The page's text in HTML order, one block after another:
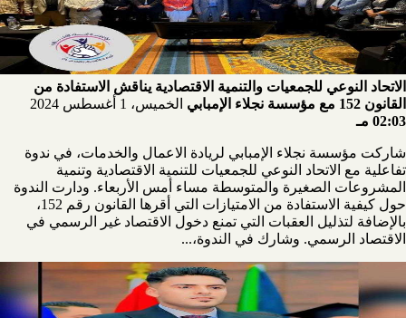
الاتحاد النوعي للجمعيات والتنمية الاقتصادية يناقش الاستفادة من
القانون 152 مع مؤسسة نجلاء الإمبابي
الخميس، 1 أغسطس 2024
02:03 مـ
شاركت مؤسسة نجلاء الإمبابي لريادة الاعمال والخدمات، في ندوة
تفاعلية مع الاتحاد النوعي للجمعيات للتنمية الاقتصادية وتنمية
المشروعات الصغيرة والمتوسطة مساء أمس الأربعاء. ودارت الندوة
حول كيفية الاستفادة من الامتيازات التي أقرها القانون رقم 152،
بالإضافة لتذليل العقبات التي تمنع دخول الاقتصاد غير الرسمي في
الاقتصاد الرسمي. وشارك في الندوة،...